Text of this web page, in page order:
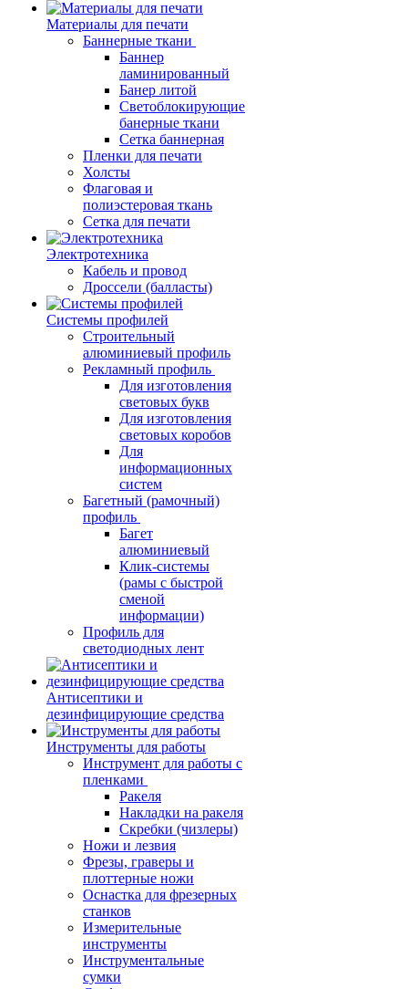
Материалы для печати
Баннерные ткани
Баннер
ламинированный
Банер литой
Светоблокирующие
банерные ткани
Сетка баннерная
Пленки для печати
Холсты
Флаговая и
полиэстеровая ткань
Сетка для печати
Электротехника
Кабель и провод
Дроссели (балласты)
Системы профилей
Строительный
алюминиевый профиль
Рекламный профиль
Для изготовления
световых букв
Для изготовления
световых коробов
Для
информационных
систем
Багетный (рамочный)
профиль
Багет
алюминиевый
Клик-системы
(рамы с быстрой
сменой
информации)
Профиль для
светодиодных лент
Антисептики и
дезинфицирующие средства
Инструменты для работы
Инструмент для работы с
пленками
Ракеля
Накладки на ракеля
Скребки (чизлеры)
Ножи и лезвия
Фрезы, граверы и
плоттерные ножи
Оснастка для фрезерных
станков
Измерительные
инструменты
Инструментальные
сумки